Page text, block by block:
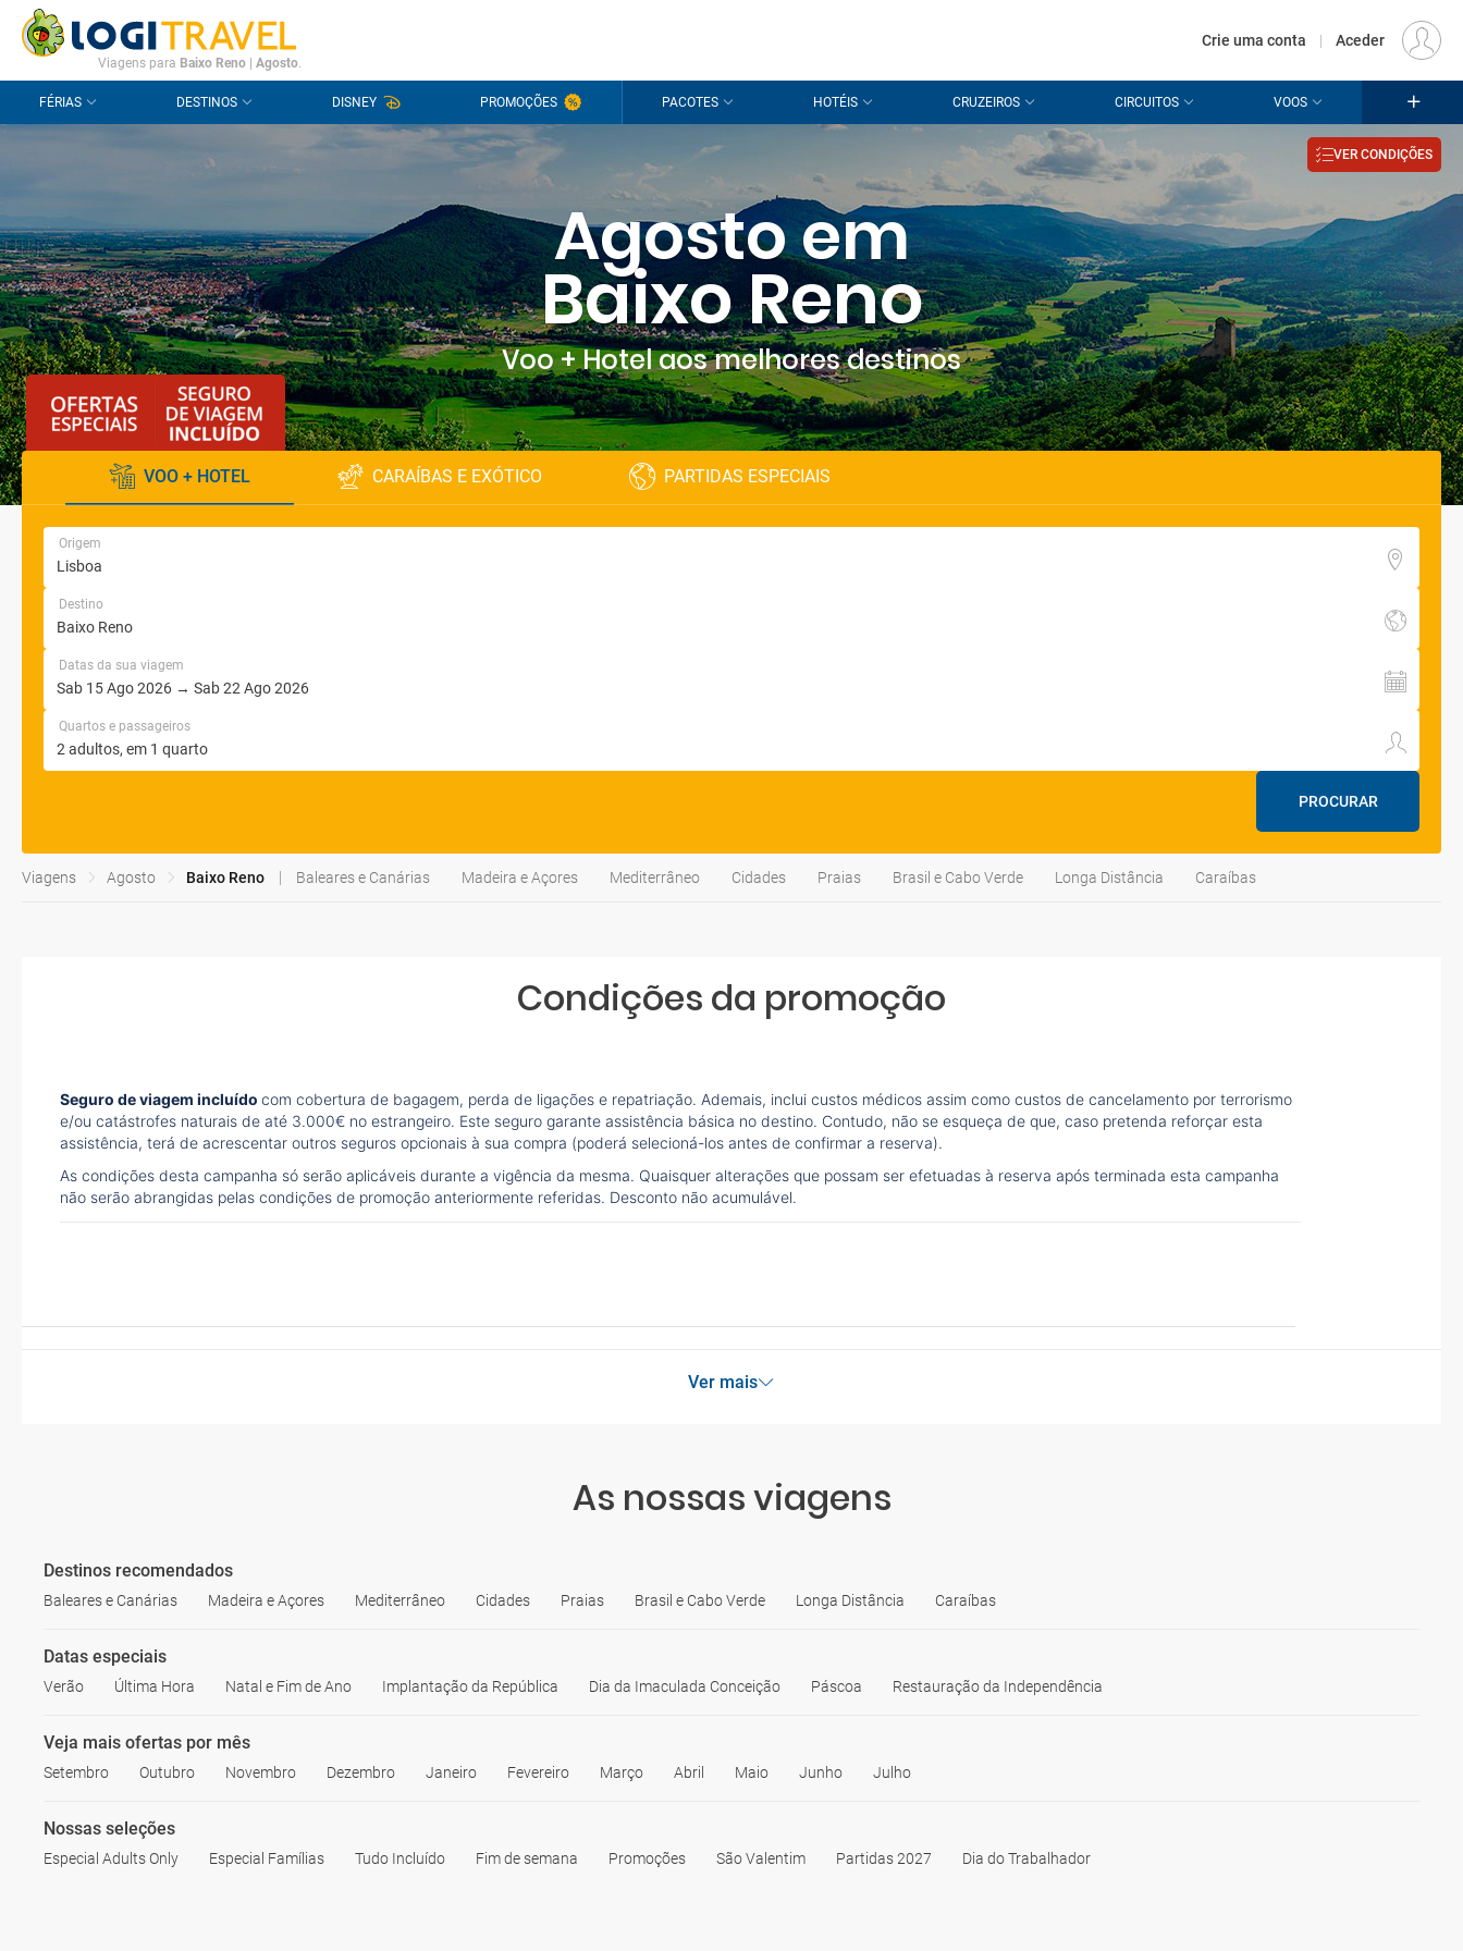
CONTACTO PERGUNTAS FREQUENTES EUR
Viagens para Baixo Reno Agosto.
Crie uma conta | Aceder
FÉRIAS DESTINOS DISNEY PROMOÇÕES PACOTES HOTÉIS CRUZEIROS CIRCUITOS VOOS
Agosto em
Baixo Reno
Voo + Hotel aos melhores destinos
VER CONDIÇÕES
VOO + HOTEL CARAÍBAS E EXÓTICO PARTIDAS ESPECIAIS
Origem
Destino
Datas da sua viagem
Quartos e passageiros
PROCURAR
Viagens Agosto Baixo Reno Baleares e Canárias Madeira e Açores Mediterrâneo Cidades Praias Brasil e Cabo Verde Longa Distância Caraíbas
Condições da promoção
Seguro de viagem incluído com cobertura de bagagem, perda de ligações e repatriação. Ademais, inclui custos médicos assim como custos de cancelamento por terrorismo
e/ou catástrofes naturais de até 3.000€ no estrangeiro. Este seguro garante assistência básica no destino. Contudo, não se esqueça de que, caso pretenda reforçar esta
assistência, terá de acrescentar outros seguros opcionais à sua compra (poderá selecioná-los antes de confirmar a reserva).
As condições desta campanha só serão aplicáveis durante a vigência da mesma. Quaisquer alterações que possam ser efetuadas à reserva após terminada esta campanha
não serão abrangidas pelas condições de promoção anteriormente referidas. Desconto não acumulável.
Ver mais
As nossas viagens
Destinos recomendados
Baleares e Canárias Madeira e Açores Mediterrâneo Cidades Praias Brasil e Cabo Verde Longa Distância Caraíbas
Datas especiais
Verão Última Hora Natal e Fim de Ano Implantação da República Dia da Imaculada Conceição Páscoa Restauração da Independência
Veja mais ofertas por mês
Setembro Outubro Novembro Dezembro Janeiro Fevereiro Março Abril Maio Junho Julho
Nossas seleções
Especial Adults Only Especial Famílias Tudo Incluído Fim de semana Promoções São Valentim Partidas 2027 Dia do Trabalhador